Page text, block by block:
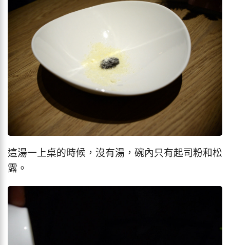
這湯一上桌的時候，沒有湯，碗內只有起司粉和松
露。